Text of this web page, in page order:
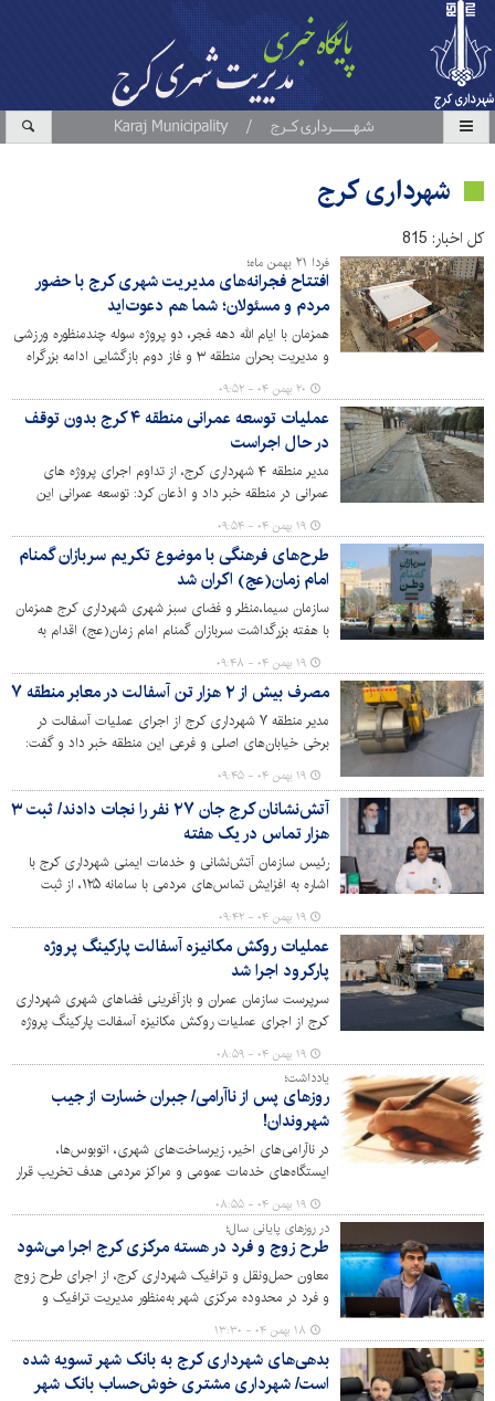
شهرداری کرج
کل اخبار: 815
فردا ۲۱ بهمن ماه؛
افتتاح فجرانه‌های مدیریت شهری کرج با حضور
مردم و مسئولان؛ شما هم دعوت‌اید
همزمان با ایام الله دهه فجر، دو پروژه سوله چندمنظوره ورزشی
و مدیریت بحران منطقه ۳ و فاز دوم بازگشایی ادامه بزرگراه
حضور مردم، مسئولان و اصحاب رسانه به بهره‌برداری می‌رسد.
۲۰ بهمن ۰۴ - ۰۹:۵۲
عملیات توسعه عمرانی منطقه ۴ کرج بدون توقف
در حال اجراست
مدیر منطقه ۴ شهرداری کرج، از تداوم اجرای پروژه های
عمرانی در منطقه خبر داد و اذعان کرد: توسعه عمرانی این
منطقه با اجرای عملیات مرتبط در نقاط مختلف در حال
پیگیری‌ست.
۱۹ بهمن ۰۴ - ۰۹:۵۴
طرح‌های فرهنگی با موضوع تکریم سربازان گمنام
امام زمان(عج) اکران شد
سازمان سیما،منظر و فضای سبز شهری شهرداری کرج همزمان
با هفته بزرگداشت سربازان گمنام امام زمان(عج) اقدام به
اکران طرح‌های فرهنگی در شهر کرده است.
۱۹ بهمن ۰۴ - ۰۹:۴۸
مصرف بیش از ۲ هزار تن آسفالت در معابر منطقه ۷
مدیر منطقه ۷ شهرداری کرج از اجرای عملیات آسفالت در
برخی خیابان‌های اصلی و فرعی این منطقه خبر داد و گفت:
بالغ بر دو هزار تن آسفالت بهسازی شده است.
۱۹ بهمن ۰۴ - ۰۹:۴۵
آتش‌نشانان کرج جان ۲۷ نفر را نجات دادند/ ثبت ۳
هزار تماس در یک هفته
رئیس سازمان آتش‌نشانی و خدمات ایمنی شهرداری کرج با
اشاره به افزایش تماس‌های مردمی با سامانه ۱۲۵، از ثبت
هزاران تماس و ده‌ها عملیات نفس‌گیر آتش‌نشانان در یک
هفته گذشته خبر داد.
۱۹ بهمن ۰۴ - ۰۹:۴۲
عملیات روکش مکانیزه آسفالت پارکینگ پروژه
پارکرود اجرا شد
سرپرست سازمان عمران و بازآفرینی فضاهای شهری شهرداری
کرج از اجرای عملیات روکش مکانیزه آسفالت پارکینگ پروژه
پارکرود به عنوان یکی از پروژه‌های شاخص گردشگری کرج خبر
داد.
۱۹ بهمن ۰۴ - ۰۸:۵۹
یادداشت؛
روزهای پس از ناآرامی/ جبران خسارت از جیب
شهروندان!
در ناآرامی‌های اخیر، زیرساخت‌های شهری، اتوبوس‌ها،
ایستگاه‌های خدمات عمومی و مراکز مردمی هدف تخریب قرار
گرفتند؛ خساراتی که به‌جای صرف در عمران و رفاه عمومی، باید
از مالیات و عوارض مردم جبران شود. حال پرسش این است:
چرا بایدسرمایه‌ای که برای ساخت و آینده کشور اختصاص
یافته، خرج ترمیم بی‌خردی و خشونت شود؟
۱۹ بهمن ۰۴ - ۰۸:۵۵
در روزهای پایانی سال؛
طرح زوج و فرد در هسته مرکزی کرج اجرا می‌شود
معاون حمل‌ونقل و ترافیک شهرداری کرج، از اجرای طرح زوج
و فرد در محدوده مرکزی شهر به‌منظور مدیریت ترافیک و
کاهش حجم تردد خودروها در روزهای پایانی سال خبر داد.
۱۸ بهمن ۰۴ - ۱۳:۳۰
بدهی‌های شهرداری کرج به بانک شهر تسویه شده
است/ شهرداری مشتری خوش‌حساب بانک شهر